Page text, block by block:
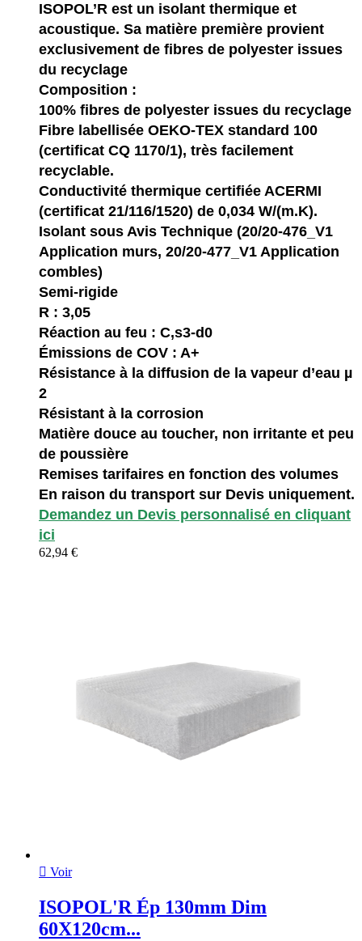
ISOPOL’R est un isolant thermique et
acoustique. Sa matière première provient
exclusivement de fibres de polyester issues
du recyclage
Composition :
100% fibres de polyester issues du recyclage
Fibre labellisée OEKO-TEX standard 100
(certificat CQ 1170/1), très facilement
recyclable.
Conductivité thermique certifiée ACERMI
(certificat 21/116/1520) de 0,034 W/(m.K).
Isolant sous Avis Technique (20/20-476_V1
Application murs, 20/20-477_V1 Application
combles)
Semi-rigide
R : 3,05
Réaction au feu : C,s3-d0
Émissions de COV : A+
Résistance à la diffusion de la vapeur d’eau µ
2
Résistant à la corrosion
Matière douce au toucher, non irritante et peu
de poussière
Remises tarifaires en fonction des volumes
En raison du transport sur Devis uniquement.
Demandez un Devis personnalisé en cliquant
ici
62,94 €
 Voir
ISOPOL'R Ép 130mm Dim
60X120cm...